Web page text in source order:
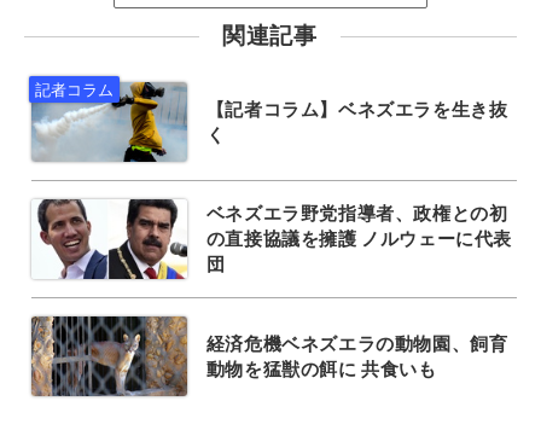
関連記事
【記者コラム】ベネズエラを生き抜
く
ベネズエラ野党指導者、政権との初
の直接協議を擁護 ノルウェーに代表
団
経済危機ベネズエラの動物園、飼育
動物を猛獣の餌に 共食いも